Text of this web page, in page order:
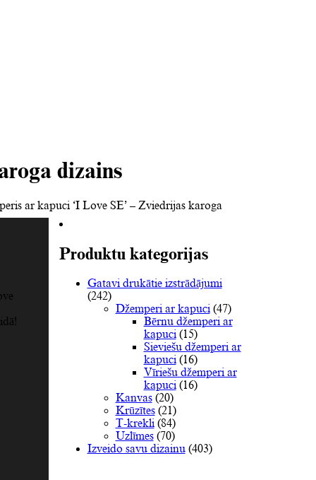
dizains
ar kapuci ‘I Love SE’ – Zviedrijas karoga
Produktu kategorijas
Gatavi drukātie izstrādājumi
(242)
Džemperi ar kapuci (47)
Bērnu džemperi ar
kapuci (15)
Sieviešu džemperi ar
kapuci (16)
Vīriešu džemperi ar
kapuci (16)
Kanvas (20)
Krūzītes (21)
T-krekli (84)
Uzlīmes (70)
Izveido savu dizainu (403)